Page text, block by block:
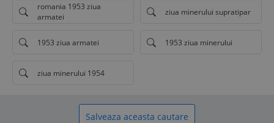
romania 1953 ziua
armatei
ziua minerului supratipar
1953 ziua armatei 1953 ziua minerului
ziua minerului 1954
Salveaza aceasta cautare